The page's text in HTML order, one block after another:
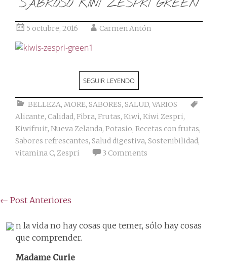
SABROSO KIWI ZESPRI GREEN
5 octubre, 2016 Carmen Antón
SEGUIR LEYENDO
BELLEZA, MORE, SABORES, SALUD, VARIOS
Alicante, Calidad, Fibra, Frutas, Kiwi, Kiwi Zespri,
Kiwifruit, Nueva Zelanda, Potasio, Recetas con frutas,
Sabores refrescantes, Salud digestiva, Sostenibilidad,
vitamina C, Zespri 3 Comments
Posts
navigation
← Post Anteriores
n la vida no hay cosas que temer, sólo hay cosas
que comprender.
Madame Curie